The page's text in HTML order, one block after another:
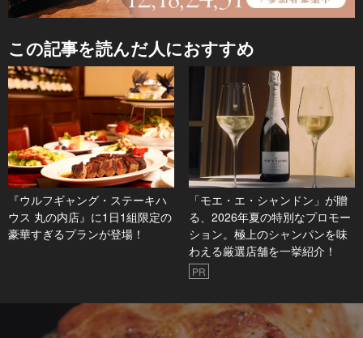
この記事を読んだ人におすすめ
『ウルフギャング・ステーキハ
ウス 丸の内店』に1日1組限定の
豪華すぎるプランが登場！
「モエ・エ・シャンドン」が贈
る、2026年夏の特別なプロモー
ション。極上のシャンパンを味
わえる厳選店舗を一挙紹介！
PR